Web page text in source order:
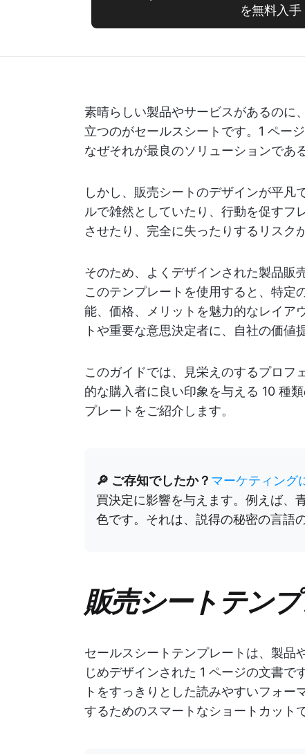
を無料入手
素晴らしい製品やサービスがあるのに
立つのがセールスシートです。1 ペー
なぜそれが最良のソリューションであ
しかし、販売シートのデザインが平凡
ルで雑然としていたり、行動を促すフ
させたり、完全に失ったりするリスク
そのため、よくデザインされた製品販
このテンプレートを使用すると、特定
能、価格、メリットを魅力的なレイア
トや重要な意思決定者に、自社の価値
このガイドでは、見栄えのするプロフ
的な購入者に良い印象を与える 10 種
プレートをご紹介します。
🔎 ご存知でしたか？ マーケティング
買決定に影響を与えます。例えば、
色です。それは、説得の秘密の言語
販売シートテン
セールスシートテンプレートは、製品
じめデザインされた 1 ページの文書
トをすっきりとした読みやすいフォ
するためのスマートなショートカットで